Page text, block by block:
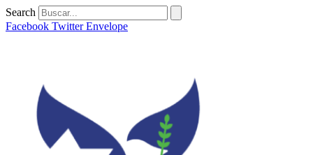
Ir
al
Search
Facebook Twitter Envelope